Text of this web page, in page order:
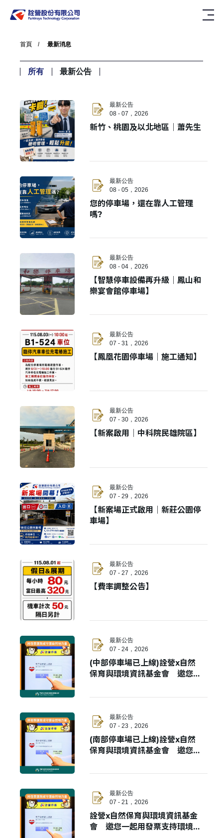
首頁 最新消息
所有 最新公告
最新公告
08 - 07，2026
新竹、桃園及以北地區｜蕭先生
最新公告
08 - 05，2026
您的停車場，還在靠人工管理
嗎?
最新公告
08 - 04，2026
【智慧停車設備再升級｜鳳山和
樂宴會館停車場】
最新公告
07 - 31，2026
【鳳凰花園停車場｜施工通知】
最新公告
07 - 30，2026
【新案啟用｜中科院民雄院區】
最新公告
07 - 29，2026
【新案場正式啟用｜新莊公園停
車場】
最新公告
07 - 27，2026
【費率調整公告】
最新公告
07 - 24，2026
(中部停車場已上線)詮營x自然
保育與環境資訊基金會 邀您一
最新公告
07 - 23，2026
(南部停車場已上線)詮營x自然
保育與環境資訊基金會 邀您一
最新公告
07 - 21，2026
詮營x自然保育與環境資訊基金
會 邀您一起用發票支持環境永